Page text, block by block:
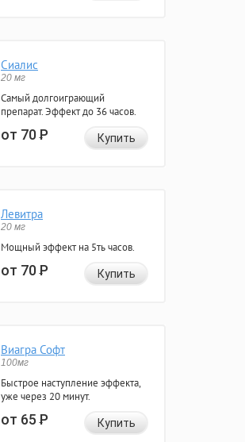
Сиалис
20 мг
Самый долгоиграющий
препарат. Эффект до 36 часов.
от 70Р Купить
Левитра
20 мг
Мощный эффект на 5ть часов.
от 70Р Купить
Виагра Софт
100мг
Быстрое наступление эффекта,
уже через 20 минут.
от 65Р Купить